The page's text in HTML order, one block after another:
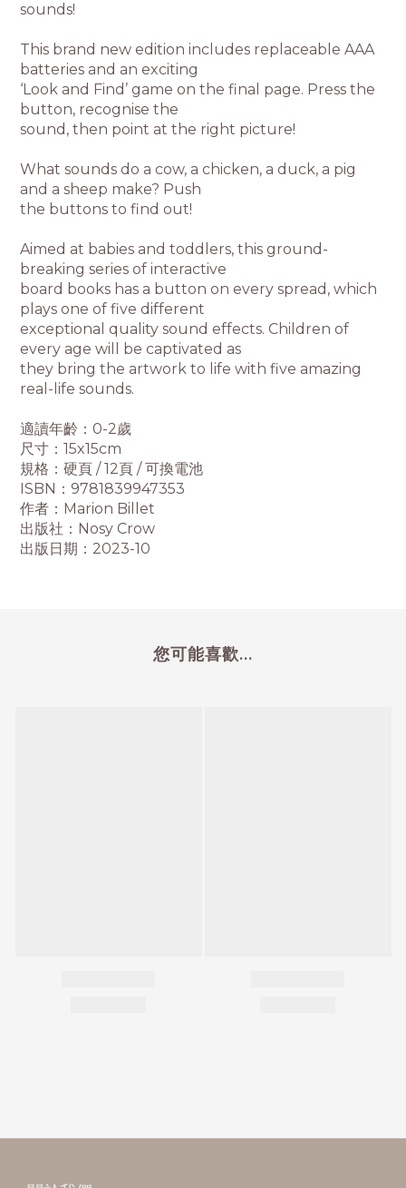
sounds!
This brand new edition includes replaceable AAA
batteries and an exciting
‘Look and Find’ game on the final page. Press the
button, recognise the
sound, then point at the right picture!
What sounds do a cow, a chicken, a duck, a pig
and a sheep make? Push
the buttons to find out!
Aimed at babies and toddlers, this ground-
breaking series of interactive
board books has a button on every spread, which
plays one of five different
exceptional quality sound effects. Children of
every age will be captivated as
they bring the artwork to life with five amazing
real-life sounds.
適讀年齡：0-2歲
尺寸：15x15cm
規格：硬頁 / 12頁 / 可換電池
ISBN：9781839947353
作者：Marion Billet
出版社：Nosy Crow
出版日期：2023-10
您可能喜歡...